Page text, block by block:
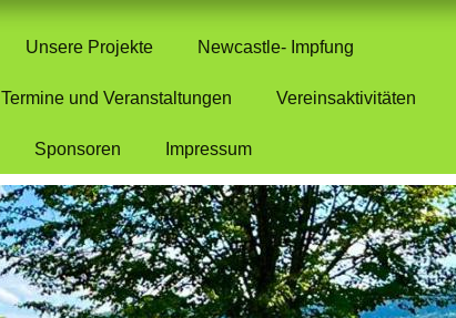
Unsere Projekte Newcastle- Impfung
Termine und Veranstaltungen Vereinsaktivitäten
Sponsoren Impressum